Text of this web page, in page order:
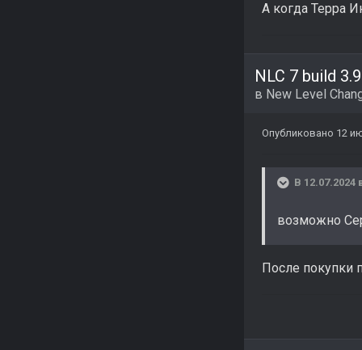
А когда Терра
NLC 7 build 3.9
в New Level
Опубликовано 12
В 12.07.2024
возможно
После покупки